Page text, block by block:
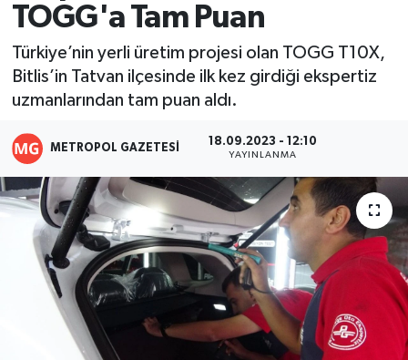
TOGG'a Tam Puan
Türkiye’nin yerli üretim projesi olan TOGG T10X,
Bitlis’in Tatvan ilçesinde ilk kez girdiği ekspertiz
uzmanlarından tam puan aldı.
METROPOL GAZETESI 18.09.2023 - 12:10
YAYINLANMA
Resmi İlanlar